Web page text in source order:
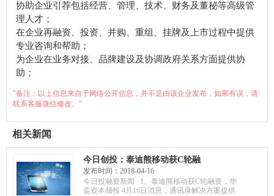
协助企业引荐包括经营、管理、技术、财务及董秘等高级管
理人才；
在企业再融资、投资、并购、重组、挂牌及上市过程中提供
专业咨询和帮助；
为企业在业务对接、品牌建设及协调政府关系方面提供协
助；
"备注：以上信息来自于网络公开信息，并不是由该企业发布，如果有误，请
联系客服微信修改。"
相关新闻
今日创投：泰迪熊移动获C轮融
资，华盖资本领投；ICE机摩人
获A轮融资，估值达1亿元；聚
陆医疗获千万融资，用于市场
发布时间：2018-04-16
今日投融资新闻 1、泰迪熊移动获C轮融资，华
盖资本领投 4月16日消息，通讯录解决方案提供